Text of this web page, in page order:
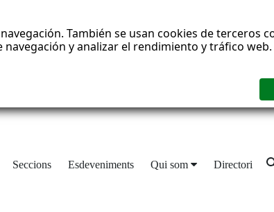
También se usan cookies de terceros
y analizar el rendimiento y tráfico
Seccions Esdeveniments Qui som Directori